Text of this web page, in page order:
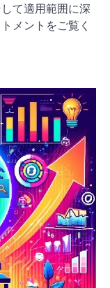
て適用範囲に深
メントをご覧く